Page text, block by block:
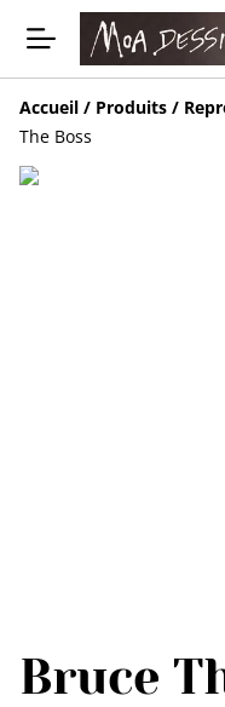
Accueil / Produits /
The Boss
Bruce